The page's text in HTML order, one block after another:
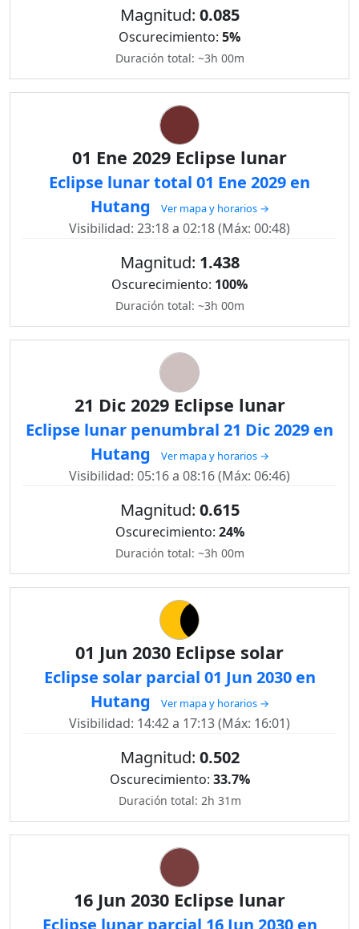
Magnitud: 0.085
Oscurecimiento: 5%
Duración total: ~3h 00m
01 Ene 2029 Eclipse lunar
Eclipse lunar total 01 Ene 2029 en
Hutang
Ver mapa y horarios →
Visibilidad: 23:18 a 02:18 (Máx: 00:48)
Magnitud: 1.438
Oscurecimiento: 100%
Duración total: ~3h 00m
21 Dic 2029 Eclipse lunar
Eclipse lunar penumbral 21 Dic 2029 en
Hutang
Ver mapa y horarios →
Visibilidad: 05:16 a 08:16 (Máx: 06:46)
Magnitud: 0.615
Oscurecimiento: 24%
Duración total: ~3h 00m
01 Jun 2030 Eclipse solar
Eclipse solar parcial 01 Jun 2030 en
Hutang
Ver mapa y horarios →
Visibilidad: 14:42 a 17:13 (Máx: 16:01)
Magnitud: 0.502
Oscurecimiento: 33.7%
Duración total: 2h 31m
16 Jun 2030 Eclipse lunar
Eclipse lunar parcial 16 Jun 2030 en